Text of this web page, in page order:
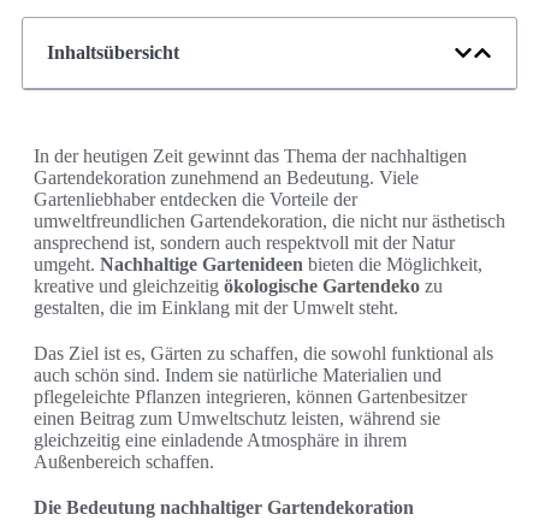
Inhaltsübersicht
In der heutigen Zeit gewinnt das Thema der nachhaltigen
Gartendekoration zunehmend an Bedeutung. Viele
Gartenliebhaber entdecken die Vorteile der
umweltfreundlichen Gartendekoration, die nicht nur ästhetisch
ansprechend ist, sondern auch respektvoll mit der Natur
umgeht. Nachhaltige Gartenideen bieten die Möglichkeit,
kreative und gleichzeitig ökologische Gartendeko zu
gestalten, die im Einklang mit der Umwelt steht.
Das Ziel ist es, Gärten zu schaffen, die sowohl funktional als
auch schön sind. Indem sie natürliche Materialien und
pflegeleichte Pflanzen integrieren, können Gartenbesitzer
einen Beitrag zum Umweltschutz leisten, während sie
gleichzeitig eine einladende Atmosphäre in ihrem
Außenbereich schaffen.
Die Bedeutung nachhaltiger Gartendekoration